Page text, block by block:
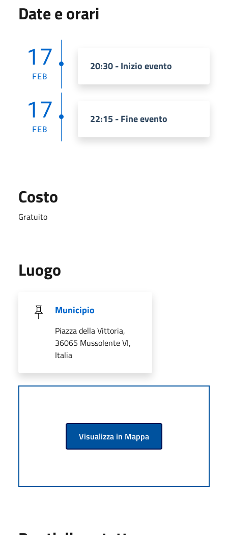
Date e orari
17
FEB
20:30 - Inizio evento
17
FEB
22:15 - Fine evento
Costo
Gratuito
Luogo
Municipio
Piazza della Vittoria,
36065 Mussolente VI,
Italia
Visualizza in Mappa